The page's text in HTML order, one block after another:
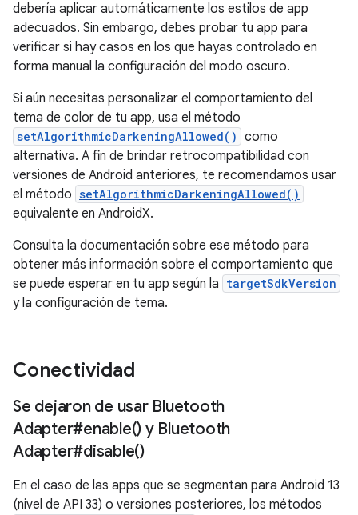
debería aplicar automáticamente los estilos de app
adecuados. Sin embargo, debes probar tu app para
verificar si hay casos en los que hayas controlado en
forma manual la configuración del modo oscuro.
Si aún necesitas personalizar el comportamiento del
tema de color de tu app, usa el método
setAlgorithmicDarkeningAllowed() como
alternativa. A fin de brindar retrocompatibilidad con
versiones de Android anteriores, te recomendamos usar
el método setAlgorithmicDarkeningAllowed()
equivalente en AndroidX.
Consulta la documentación sobre ese método para
obtener más información sobre el comportamiento que
se puede esperar en tu app según la targetSdkVersion
y la configuración de tema.
Conectividad
Se dejaron de usar Bluetooth
Adapter#enable() y Bluetooth
Adapter#disable()
En el caso de las apps que se segmentan para Android 13
(nivel de API 33) o versiones posteriores, los métodos